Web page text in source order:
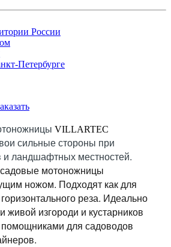
России
Петербурге
VILLARTEC
сильные стороны при
и ландшафтных местностей.
мотоножницы
ножом. Подходят как для
реза. Идеально
живой изгороди и кустарников
для садоводов